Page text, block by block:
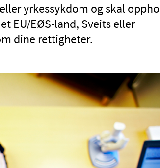
yrkessykdom og skal
EU/EØS-land, Sveits eller
dine rettigheter.